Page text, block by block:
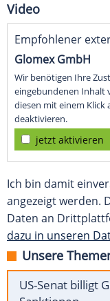
Video
Empfohlener
Glomex GmbH
Wir benötigen Ihre
eingebundenen Inhalt
diesen mit einem Klick
deaktivieren.
jetzt aktivieren
Ich bin damit
angezeigt werden.
Daten an
dazu in unseren
Unsere
US-Senat billigt